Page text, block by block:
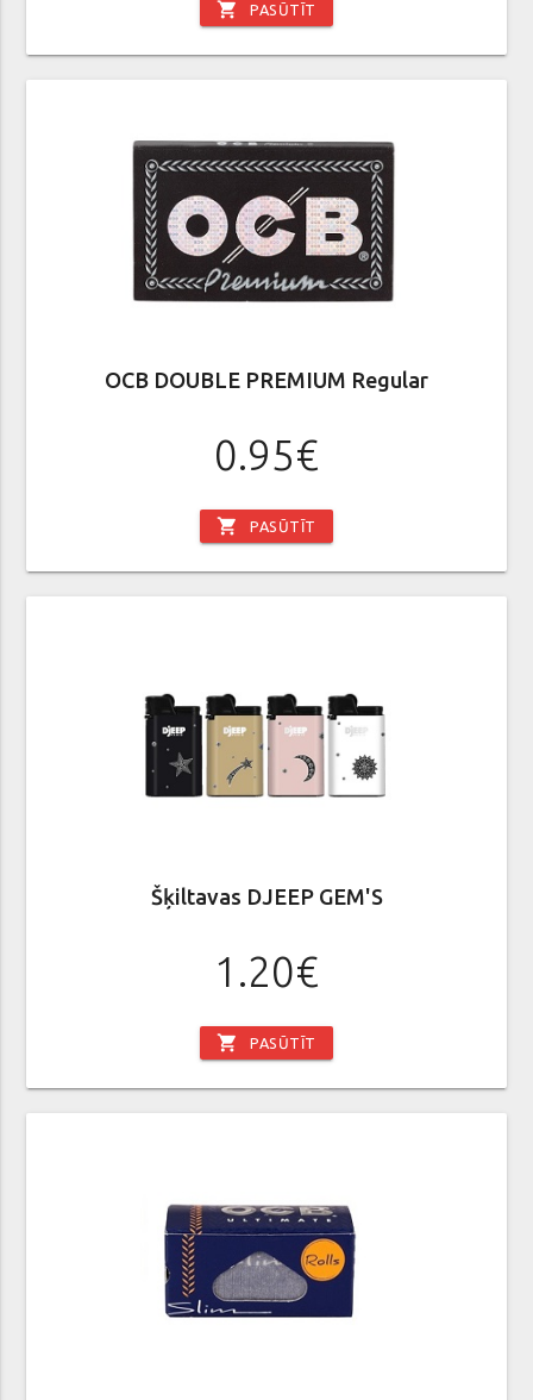
shopping_cart PASŪTĪT
OCB DOUBLE PREMIUM Regular
0.95€
shopping_cart PASŪTĪT
Šķiltavas DJEEP GEM'S
1.20€
shopping_cart PASŪTĪT